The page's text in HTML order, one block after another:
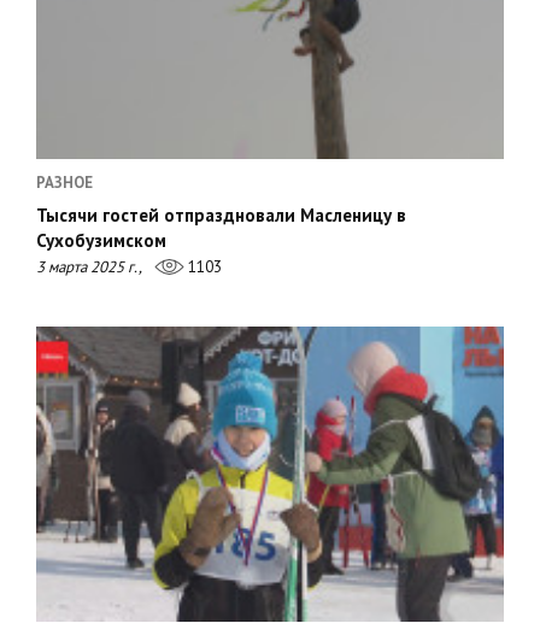
РАЗНОЕ
Тысячи гостей отпраздновали Масленицу в
Сухобузимском
3 марта 2025 г., 1103